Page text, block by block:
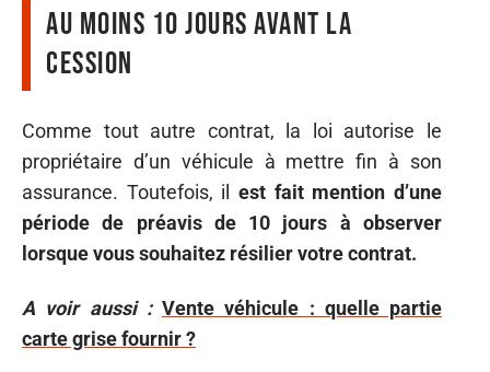
Au moins 10 jours avant la
cession
Comme tout autre contrat, la loi autorise le
propriétaire d’un véhicule à mettre fin à son
assurance. Toutefois, il est fait mention d’une
période de préavis de 10 jours à observer
lorsque vous souhaitez résilier votre contrat.
A voir aussi : Vente véhicule : quelle partie
carte grise fournir ?